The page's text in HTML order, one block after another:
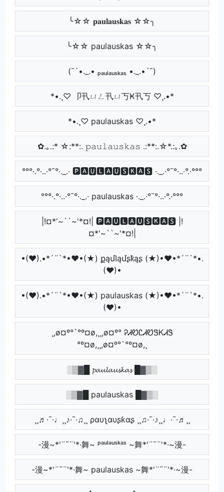
╰☆☆ 𝐩𝐚𝐮𝐥𝐚𝐮𝐬𝐤𝐚𝐬 ☆☆╮
╰☆☆ paulauskas ☆☆╮
(¯´•._.• ₚₐᵤₗₐᵤₛₖₐₛ •._.•´¯)
*•.¸♡ 卩卂ㄩㄥ卂ㄩ丂Ҝ卂丂 ♡¸.•*
*•.¸♡ paulauskas ♡¸.•*
✿.｡.:* ☆:**:. 𝚙𝚊𝚞𝚕𝚊𝚞𝚜𝚔𝚊𝚜 .:**:.☆*.:｡.✿
°°°·.°·..·°¯°·._.· 🅿🅰🆄🅻🅰🆄🆂🅺🅰🆂 ·._.·°¯°·..·°.·°°°
°°°·.°·..·°¯°·._.· paulauskas ·._.·°¯°·..·°.·°°°
|!¤*'~``~'*¤!| 🅿🅰🆄🅻🅰🆄🆂🅺🅰🆂 |!
¤*'~``~'*¤!|
•(♥).•*´¨`*•♥•(★) քąմӀąմʂҟąʂ (★)•♥•*´¨`*•.
(♥)•
•(♥).•*´¨`*•♥•(★) paulauskas (★)•♥•*´¨`*•.
(♥)•
¸,ø¤º°`°º¤ø,¸¸,ø¤º° ᎮᏗᏬᏝᏗᏬᏕᏦᏗᏕ
°º¤ø,¸¸,ø¤º°`°º¤ø,¸
░▒▓█ 𝓹𝓪𝓾𝓵𝓪𝓾𝓼𝓴𝓪𝓼 █▓▒░
░▒▓█ paulauskas █▓▒░
¸¸♬·¯·♩¸¸♪·¯·♫¸¸ ραυʅαυʂƙαʂ ¸¸♫·¯·♪¸¸♩·¯·♬¸¸
-漫~*'¨¯¨'*·舞~ ᵖᵃᵘˡᵃᵘˢᵏᵃˢ ~舞*'¨¯¨'*·~漫-
-漫~*'¨¯¨'*·舞~ paulauskas ~舞*'¨¯¨'*·~漫-